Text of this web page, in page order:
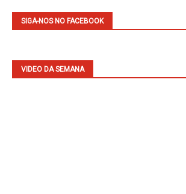
SIGA-NOS NO FACEBOOK
VIDEO DA SEMANA